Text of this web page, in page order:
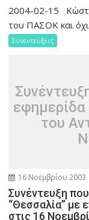
2004-02-15
του ΠΑΣΟK και
Συνεντεύξεις
εφημερίδα
του
16 Νοεμβρίου 2003
Συνέντευξη
“Θεσσαλία” με
στις 16